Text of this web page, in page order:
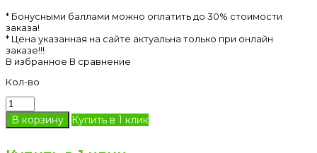
* Бонусными баллами можно оплатить до 30% стоимости
заказа!
* Цена указанная на сайте актуальна только при онлайн
заказе!!!
В избранное В сравнение
Кол-во
Купить в 1 клик